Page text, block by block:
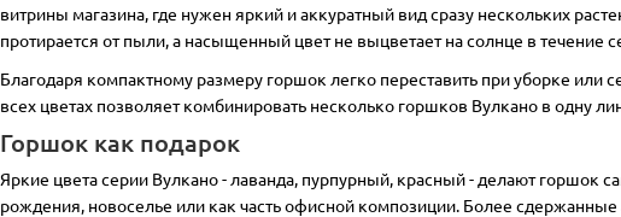
Нет в наличии Нет в наличии
витрины магазина, где нужен яркий и аккуратный вид сразу нескольких
протирается от пыли, а насыщенный цвет не выцветает на солнце в течение
Благодаря компактному размеру горшок легко переставить при уборке
всех цветах позволяет комбинировать несколько горшков Вулкано в одну
Горшок как подарок
Яркие цвета серии Вулкано - лаванда, пурпурный, красный - делают горшок
рождения, новоселье или как часть офисной композиции. Более